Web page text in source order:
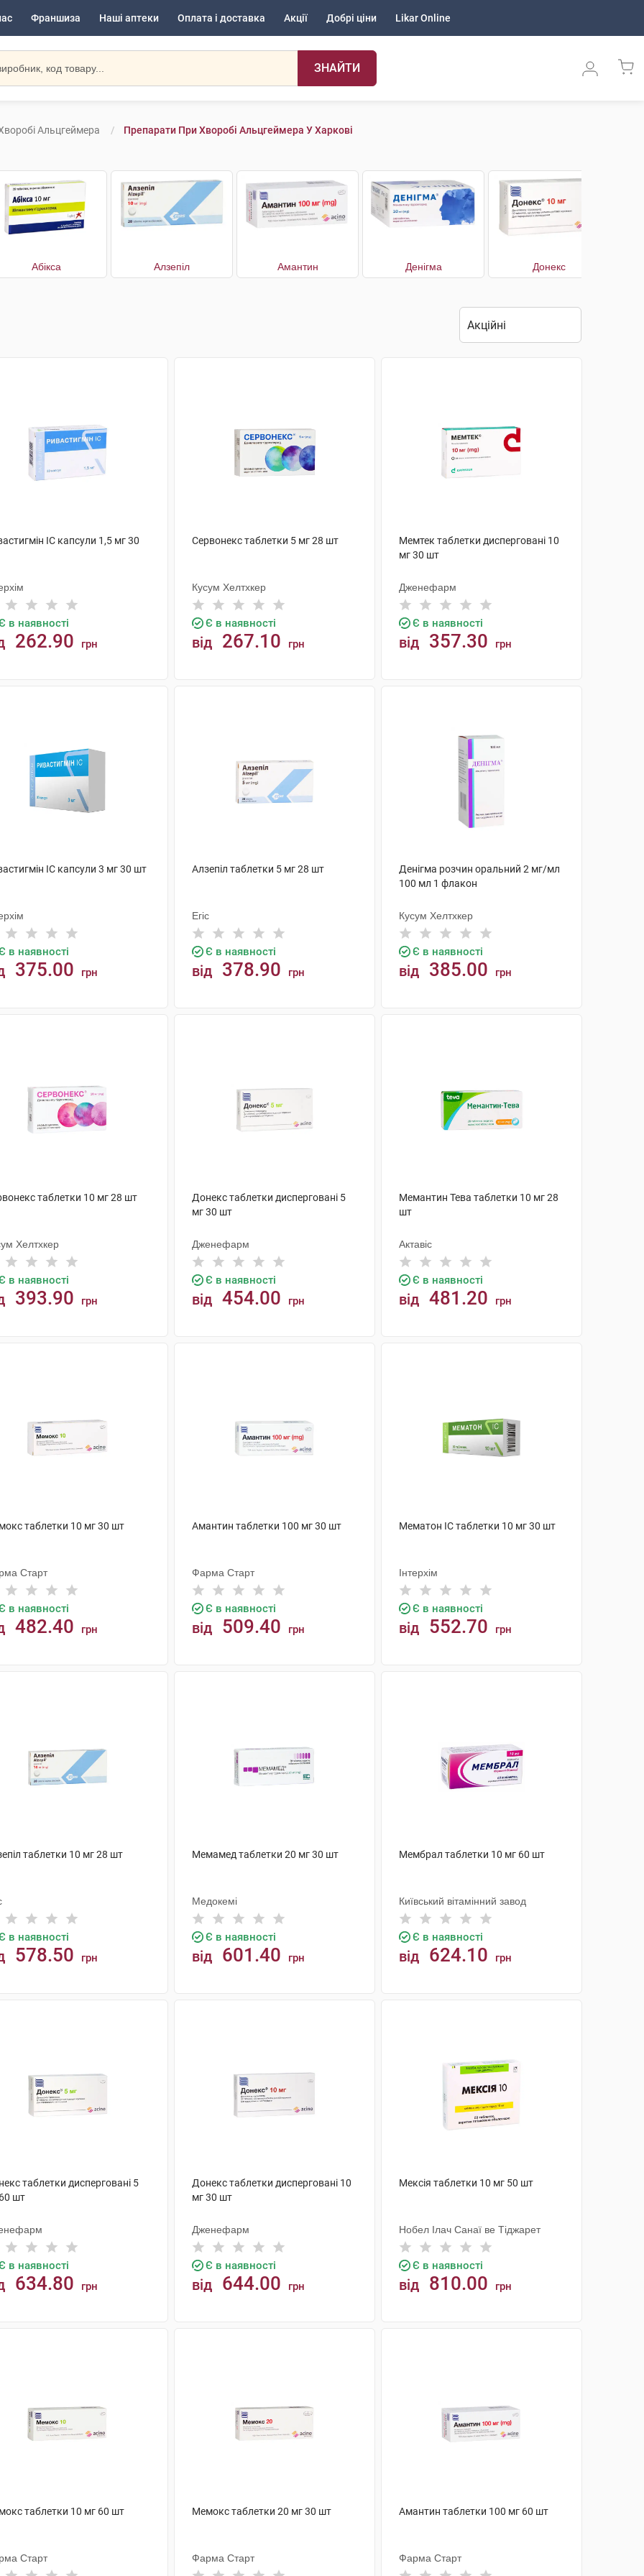
Франшиза Наші аптеки Оплата і доставка Акції Добрі ціни Likar Online
ЗНАЙТИ
Альцгеймера Препарати При Хворобі Альцгеймера У Харкові
Абікса Алзепіл Амантин Денігма Донекс
IC капсули 1,5 мг 30
в наявності
262.90 грн
Сервонекс таблетки 5 мг 28 шт
Кусум Хелтхкер
Є в наявності
від 267.10 грн
Мемтек таблетки дисперговані 10
мг 30 шт
Дженефарм
Є в наявності
від 357.30 грн
ІС капсули 3 мг 30 шт
в наявності
375.00 грн
Алзепіл таблетки 5 мг 28 шт
Егіс
Є в наявності
від 378.90 грн
Денігма розчин оральний 2 мг/мл
100 мл 1 флакон
Кусум Хелтхкер
Є в наявності
від 385.00 грн
таблетки 10 мг 28 шт
Хелтхкер
в наявності
393.90 грн
Донекс таблетки дисперговані 5
мг 30 шт
Дженефарм
Є в наявності
від 454.00 грн
Мемантин Тева таблетки 10 мг 28
шт
Актавіс
Є в наявності
від 481.20 грн
таблетки 10 мг 30 шт
Старт
в наявності
482.40 грн
Амантин таблетки 100 мг 30 шт
Фарма Старт
Є в наявності
від 509.40 грн
Мематон IC таблетки 10 мг 30 шт
Інтерхім
Є в наявності
від 552.70 грн
таблетки 10 мг 28 шт
в наявності
578.50 грн
Мемамед таблетки 20 мг 30 шт
Медокемі
Є в наявності
від 601.40 грн
Мембрал таблетки 10 мг 60 шт
Київський вітамінний завод
Є в наявності
від 624.10 грн
таблетки дисперговані 5
шт
в наявності
634.80 грн
Донекс таблетки дисперговані 10
мг 30 шт
Дженефарм
Є в наявності
від 644.00 грн
Мексія таблетки 10 мг 50 шт
Нобел Ілач Санаї ве Тіджарет
Є в наявності
від 810.00 грн
таблетки 10 мг 60 шт
Старт
Мемокс таблетки 20 мг 30 шт
Фарма Старт
Амантин таблетки 100 мг 60 шт
Фарма Старт